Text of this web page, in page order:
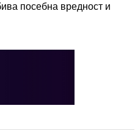
посебна вредност и